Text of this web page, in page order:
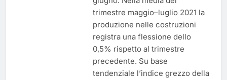
trimestre maggio–luglio 2021 la
produzione nelle costruzioni
registra una flessione dello
0,5% rispetto al trimestre
precedente. Su base
tendenziale l’indice grezzo della